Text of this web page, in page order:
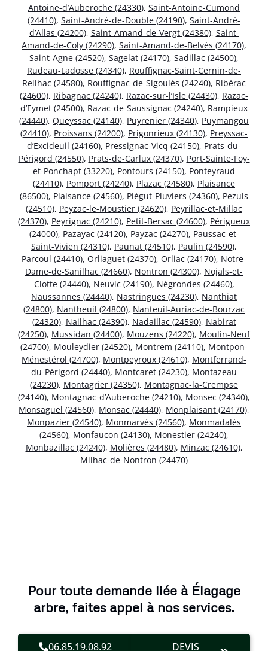
Antoine-d’Auberoche (24330), Saint-Antoine-Cumond
(24410), Saint-André-de-Double (24190), Saint-André-
d’Allas (24200), Saint-Amand-de-Vergt (24380), Saint-
Amand-de-Coly (24290), Saint-Amand-de-Belvès (24170),
Saint-Agne (24520), Sagelat (24170), Sadillac (24500),
Rudeau-Ladosse (24340), Rouffignac-Saint-Cernin-de-
Reilhac (24580), Rouffignac-de-Sigoulès (24240), Ribérac
(24600), Ribagnac (24240), Razac-sur-l’Isle (24430), Razac-
d’Eymet (24500), Razac-de-Saussignac (24240), Rampieux
(24440), Queyssac (24140), Puyrenier (24340), Puymangou
(24410), Proissans (24200), Prigonrieux (24130), Preyssac-
d’Excideuil (24160), Pressignac-Vicq (24150), Prats-du-
Périgord (24550), Prats-de-Carlux (24370), Port-Sainte-Foy-
et-Ponchapt (33220), Pontours (24150), Ponteyraud
(24410), Pomport (24240), Plazac (24580), Plaisance
(86500), Plaisance (24560), Piégut-Pluviers (24360), Pezuls
(24510), Peyzac-le-Moustier (24620), Peyrillac-et-Millac
(24370), Peyrignac (24210), Petit-Bersac (24600), Périgueux
(24000), Pazayac (24120), Payzac (24270), Paussac-et-
Saint-Vivien (24310), Paunat (24510), Paulin (24590),
Parcoul (24410), Orliaguet (24370), Orliac (24170), Notre-
Dame-de-Sanilhac (24660), Nontron (24300), Nojals-et-
Clotte (24440), Neuvic (24190), Négrondes (24460),
Naussannes (24440), Nastringues (24230), Nanthiat
(24800), Nantheuil (24800), Nanteuil-Auriac-de-Bourzac
(24320), Nailhac (24390), Nadaillac (24590), Nabirat
(24250), Mussidan (24400), Mouzens (24220), Moulin-Neuf
(24700), Mouleydier (24520), Montrem (24110), Montpon-
Ménestérol (24700), Montpeyroux (24610), Montferrand-
du-Périgord (24440), Montcaret (24230), Montazeau
(24230), Montagrier (24350), Montagnac-la-Crempse
(24140), Montagnac-d’Auberoche (24210), Monsec (24340),
Monsaguel (24560), Monsac (24440), Monplaisant (24170),
Monpazier (24540), Monmarvès (24560), Monmadalès
(24560), Monfaucon (24130), Monestier (24240),
Monbazillac (24240), Molières (24480), Minzac (24610),
Milhac-de-Nontron (24470)
Pour toute demande liée à Élagage
arbre, faites appel à nos services.
06.85.19.08.92 DEVIS